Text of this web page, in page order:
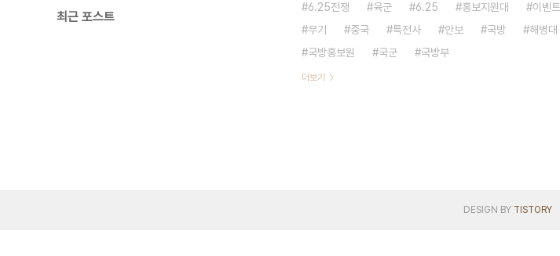
최근 포스트
6.25전쟁
육군 6.25 홍보지원대 이벤트
무기
중국 특전사 안보 국방 해병대
국방홍보원
국군 국방부
더보기
DESIGN BY TISTORY